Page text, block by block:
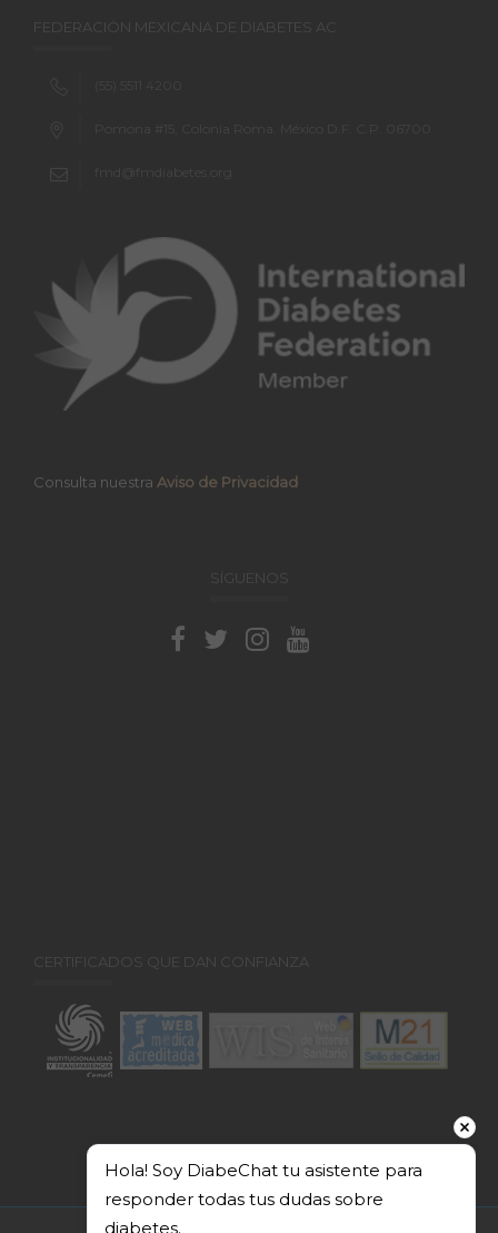
FEDERACIÓN MEXICANA DE DIABETES AC
Consulta nuestra Aviso de Privacidad
SÍGUENOS
CERTIFICADOS QUE DAN CONFIANZA
Hola! Soy DiabeChat tu asistente para
responder todas tus dudas sobre
diabetes.